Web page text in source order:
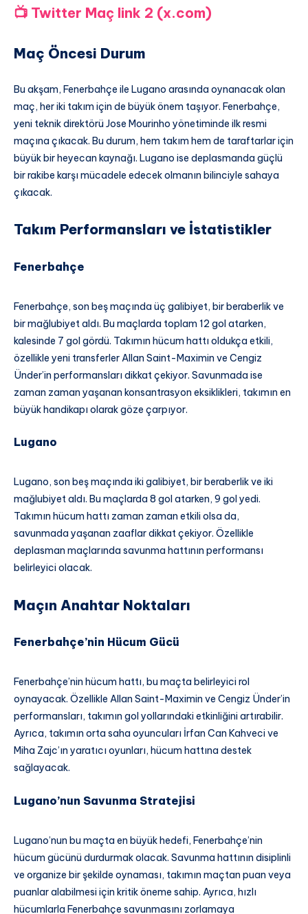
📺 Twitter Maç link 2 (x.com)
Maç Öncesi Durum
Bu akşam, Fenerbahçe ile Lugano arasında oynanacak olan
maç, her iki takım için de büyük önem taşıyor. Fenerbahçe,
yeni teknik direktörü Jose Mourinho yönetiminde ilk resmi
maçına çıkacak. Bu durum, hem takım hem de taraftarlar için
büyük bir heyecan kaynağı. Lugano ise deplasmanda güçlü
bir rakibe karşı mücadele edecek olmanın bilinciyle sahaya
çıkacak.
Takım Performansları ve İstatistikler
Fenerbahçe
Fenerbahçe, son beş maçında üç galibiyet, bir beraberlik ve
bir mağlubiyet aldı. Bu maçlarda toplam 12 gol atarken,
kalesinde 7 gol gördü. Takımın hücum hattı oldukça etkili,
özellikle yeni transferler Allan Saint-Maximin ve Cengiz
Ünder’in performansları dikkat çekiyor. Savunmada ise
zaman zaman yaşanan konsantrasyon eksiklikleri, takımın en
büyük handikapı olarak göze çarpıyor.
Lugano
Lugano, son beş maçında iki galibiyet, bir beraberlik ve iki
mağlubiyet aldı. Bu maçlarda 8 gol atarken, 9 gol yedi.
Takımın hücum hattı zaman zaman etkili olsa da,
savunmada yaşanan zaaflar dikkat çekiyor. Özellikle
deplasman maçlarında savunma hattının performansı
belirleyici olacak.
Maçın Anahtar Noktaları
Fenerbahçe’nin Hücum Gücü
Fenerbahçe’nin hücum hattı, bu maçta belirleyici rol
oynayacak. Özellikle Allan Saint-Maximin ve Cengiz Ünder’in
performansları, takımın gol yollarındaki etkinliğini artırabilir.
Ayrıca, takımın orta saha oyuncuları İrfan Can Kahveci ve
Miha Zajc’ın yaratıcı oyunları, hücum hattına destek
sağlayacak.
Lugano’nun Savunma Stratejisi
Lugano’nun bu maçta en büyük hedefi, Fenerbahçe’nin
hücum gücünü durdurmak olacak. Savunma hattının disiplinli
ve organize bir şekilde oynaması, takımın maçtan puan veya
puanlar alabilmesi için kritik öneme sahip. Ayrıca, hızlı
hücumlarla Fenerbahçe savunmasını zorlamaya